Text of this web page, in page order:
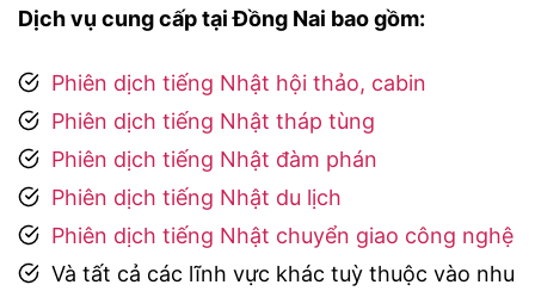
Dịch vụ cung cấp tại Đồng Nai bao gồm:
Phiên dịch tiếng Nhật hội thảo, cabin
Phiên dịch tiếng Nhật tháp tùng
Phiên dịch tiếng Nhật đàm phán
Phiên dịch tiếng Nhật du lịch
Phiên dịch tiếng Nhật chuyển giao công nghệ
Và tất cả các lĩnh vực khác tuỳ thuộc vào nhu